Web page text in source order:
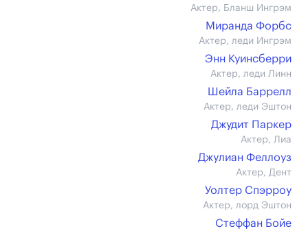
Актер, Бланш Ингрэм
Миранда Форбс
Актер, леди Ингрэм
Энн Куинсберри
Актер, леди Линн
Шейла Баррелл
Актер, леди Эштон
Джудит Паркер
Актер, Лиа
Джулиан Феллоуз
Актер, Дент
Уолтер Спэрроу
Актер, лорд Эштон
Стеффан Бойе